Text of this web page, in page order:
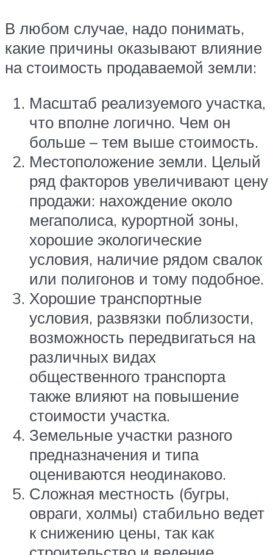
В любом случае, надо понимать,
какие причины оказывают влияние
на стоимость продаваемой земли:
Масштаб реализуемого участка,
что вполне логично. Чем он
больше – тем выше стоимость.
Местоположение земли. Целый
ряд факторов увеличивают цену
продажи: нахождение около
мегаполиса, курортной зоны,
хорошие экологические
условия, наличие рядом свалок
или полигонов и тому подобное.
Хорошие транспортные
условия, развязки поблизости,
возможность передвигаться на
различных видах
общественного транспорта
также влияют на повышение
стоимости участка.
Земельные участки разного
предназначения и типа
оцениваются неодинаково.
Сложная местность (бугры,
овраги, холмы) стабильно ведет
к снижению цены, так как